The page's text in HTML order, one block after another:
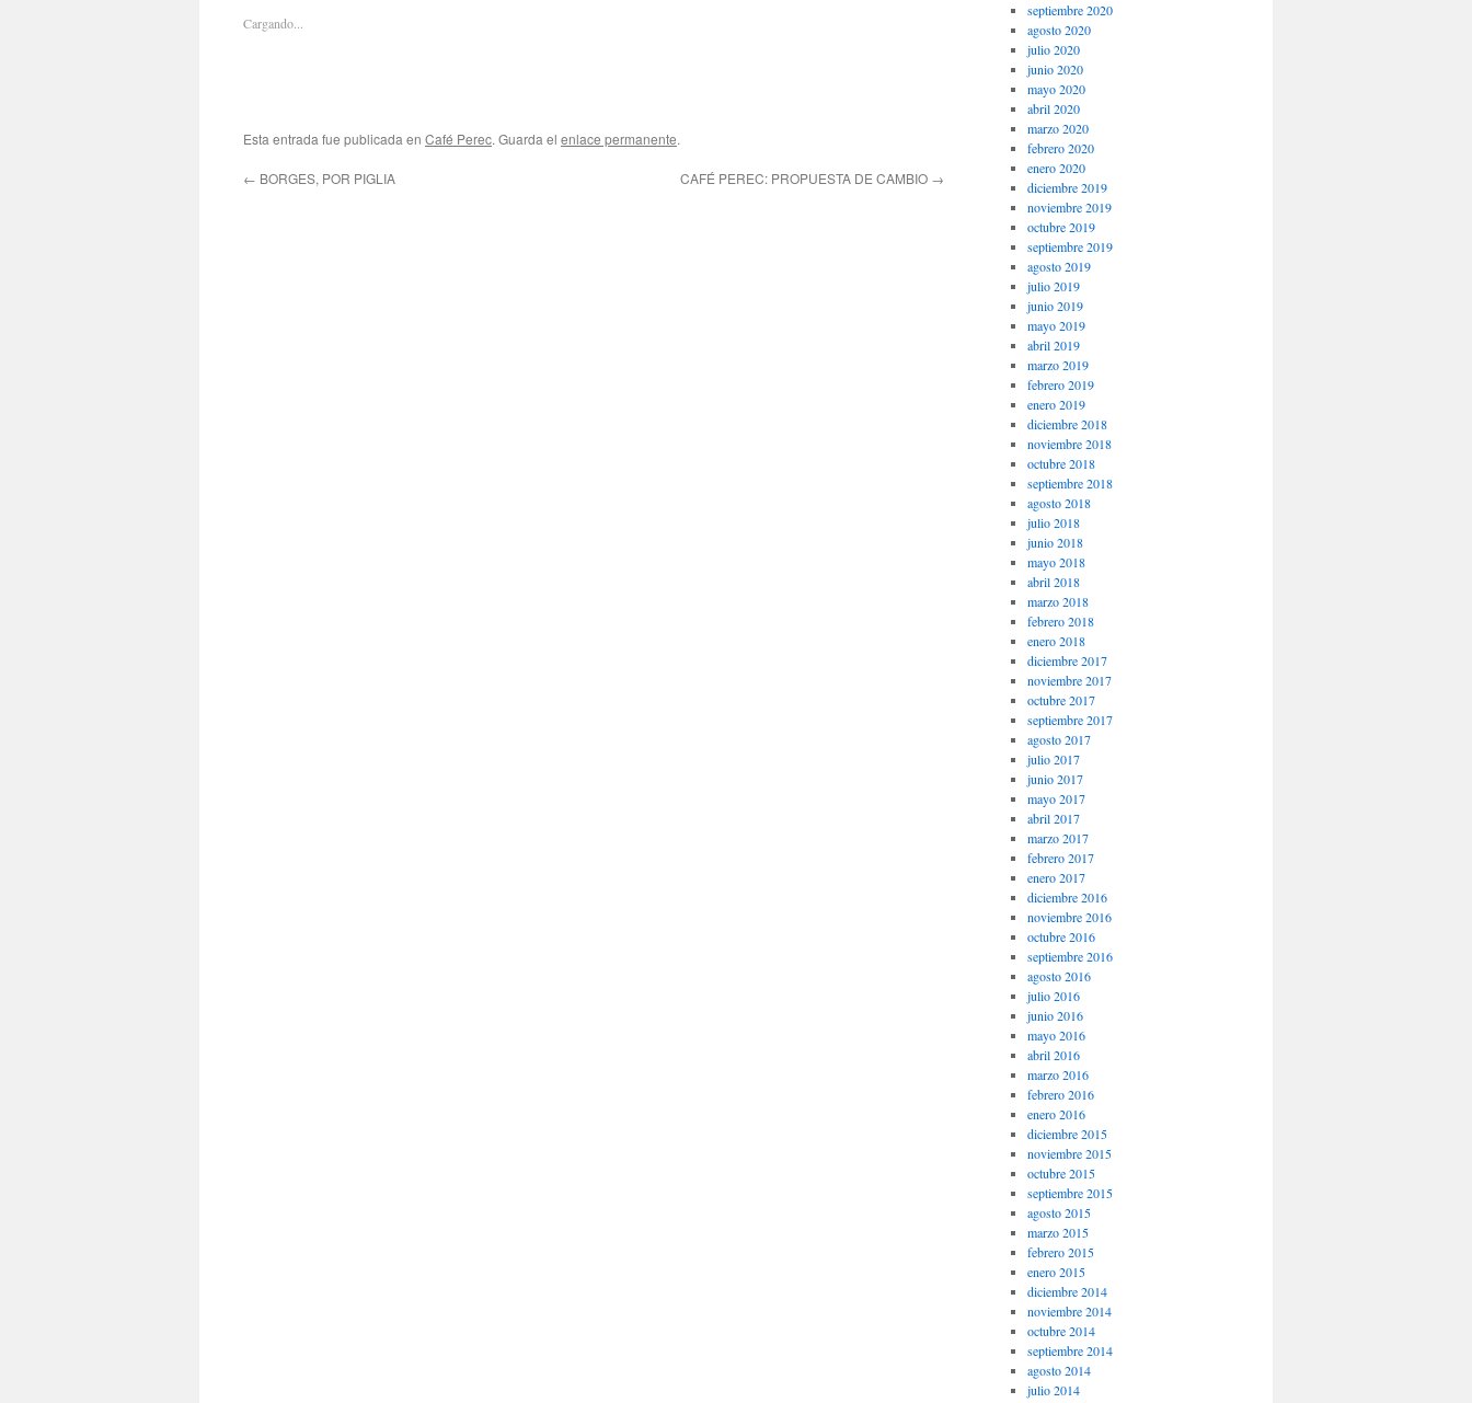
Cargando...
Esta entrada fue publicada en Café Perec. Guarda el enlace permanente.
← BORGES, POR PIGLIA CAFÉ PEREC: PROPUESTA DE CAMBIO →
septiembre 2020
agosto 2020
julio 2020
junio 2020
mayo 2020
abril 2020
marzo 2020
febrero 2020
enero 2020
diciembre 2019
noviembre 2019
octubre 2019
septiembre 2019
agosto 2019
julio 2019
junio 2019
mayo 2019
abril 2019
marzo 2019
febrero 2019
enero 2019
diciembre 2018
noviembre 2018
octubre 2018
septiembre 2018
agosto 2018
julio 2018
junio 2018
mayo 2018
abril 2018
marzo 2018
febrero 2018
enero 2018
diciembre 2017
noviembre 2017
octubre 2017
septiembre 2017
agosto 2017
julio 2017
junio 2017
mayo 2017
abril 2017
marzo 2017
febrero 2017
enero 2017
diciembre 2016
noviembre 2016
octubre 2016
septiembre 2016
agosto 2016
julio 2016
junio 2016
mayo 2016
abril 2016
marzo 2016
febrero 2016
enero 2016
diciembre 2015
noviembre 2015
octubre 2015
septiembre 2015
agosto 2015
marzo 2015
febrero 2015
enero 2015
diciembre 2014
noviembre 2014
octubre 2014
septiembre 2014
agosto 2014
julio 2014